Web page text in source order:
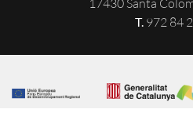
T. 972 84